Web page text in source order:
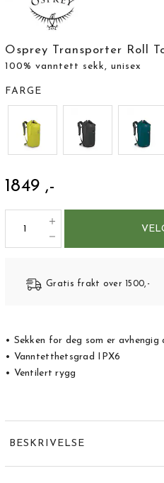
Osprey Transporter Roll
100% vanntett sekk, unisex
FARGE
1849 ,-
Gratis frakt over 1500,-
• Sekken for deg som er
• Vanntetthetsgrad IPX6
• Ventilert rygg
BESKRIVELSE